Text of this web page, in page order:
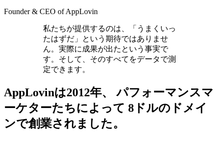
Founder & CEO of AppLovin
私たちが提供するのは、「うまくいっ
たはずだ」という期待ではありませ
ん。実際に成果が出たという事実で
す。そして、そのすべてをデータで測
定できます。
AppLovinは2012年、 パフォーマンスマ
ーケターたちによって 8ドルのドメイ
ンで創業されました。